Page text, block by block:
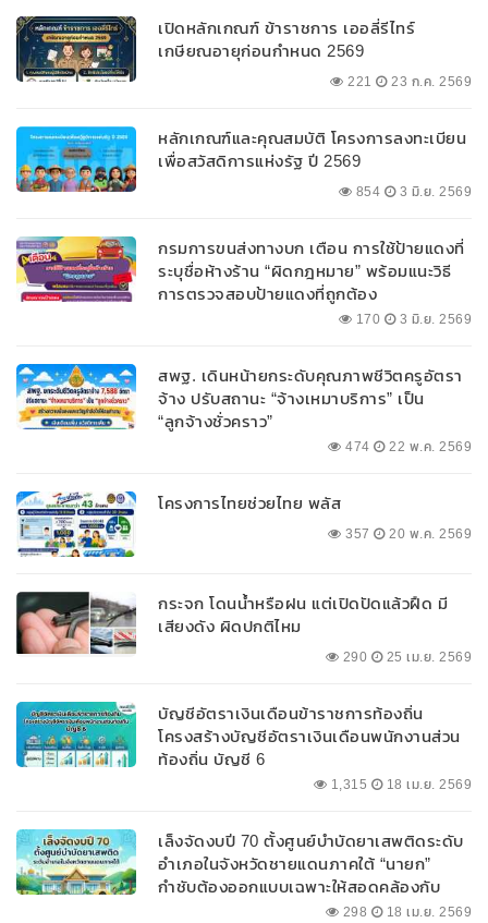
เปิดหลักเกณฑ์ ข้าราชการ เออลี่รีไทร์
เกษียณอายุก่อนกำหนด 2569
221 23 ก.ค. 2569
หลักเกณฑ์และคุณสมบัติ โครงการลงทะเบียน
เพื่อสวัสดิการแห่งรัฐ ปี 2569
854 3 มิ.ย. 2569
กรมการขนส่งทางบก เตือน การใช้ป้ายแดงที่
ระบุชื่อห้างร้าน “ผิดกฎหมาย” พร้อมแนะวิธี
การตรวจสอบป้ายแดงที่ถูกต้อง
170 3 มิ.ย. 2569
สพฐ. เดินหน้ายกระดับคุณภาพชีวิตครูอัตรา
จ้าง ปรับสถานะ “จ้างเหมาบริการ” เป็น
“ลูกจ้างชั่วคราว”
474 22 พ.ค. 2569
โครงการไทยช่วยไทย พลัส
357 20 พ.ค. 2569
กระจก โดนน้ำหรือฝน แต่เปิดปัดแล้วฝืด มี
เสียงดัง ผิดปกติไหม
290 25 เม.ย. 2569
บัญชีอัตราเงินเดือนข้าราชการท้องถิ่น
โครงสร้างบัญชีอัตราเงินเดือนพนักงานส่วน
ท้องถิ่น บัญชี 6
1,315 18 เม.ย. 2569
เล็งจัดงบปี 70 ตั้งศูนย์บำบัดยาเสพติดระดับ
อำเภอในจังหวัดชายแดนภาคใต้ “นายก”
กำชับต้องออกแบบเฉพาะให้สอดคล้องกับ
298 18 เม.ย. 2569